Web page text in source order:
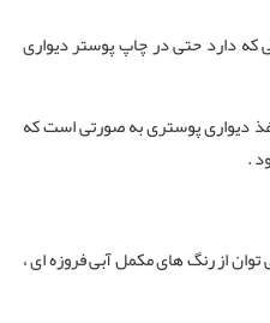
که دارد حتی در چاپ پوستر دیواری
دیواری پوستری به صورتی است که
.
از رنگ های مکمل آبی فروزه ای ،